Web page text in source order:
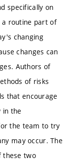
specifically on
a routine part of
changing
changes can
Authors of
of risks
that encourage
in the
the team to try
may occur. The
these two